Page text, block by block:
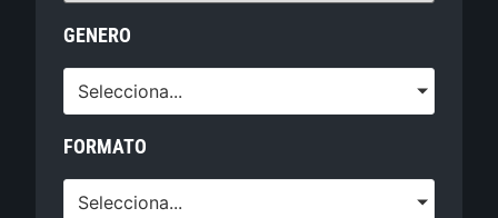
GENERO
Selecciona...
FORMATO
Selecciona...